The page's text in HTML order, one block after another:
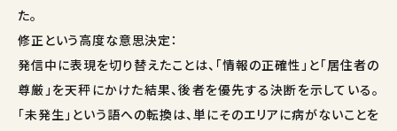
た。
修正という高度な意思決定：
発信中に表現を切り替えたことは、「情報の正確性」と「居住者の
尊厳」を天秤にかけた結果、後者を優先する決断を示している。
「未発生」という語への転換は、単にそのエリアに病がないことを